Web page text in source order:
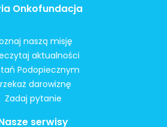
Onkofundacja
naszą misję
aktualności
Podopiecznym
darowiznę
Zadaj pytanie
serwisy